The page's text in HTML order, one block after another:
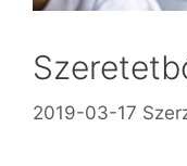
2019-03-17